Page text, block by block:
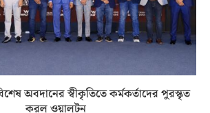
অবদানের স্বীকৃতিতে কর্মকর্তাদের পুরস্কৃত
করল ওয়ালটন